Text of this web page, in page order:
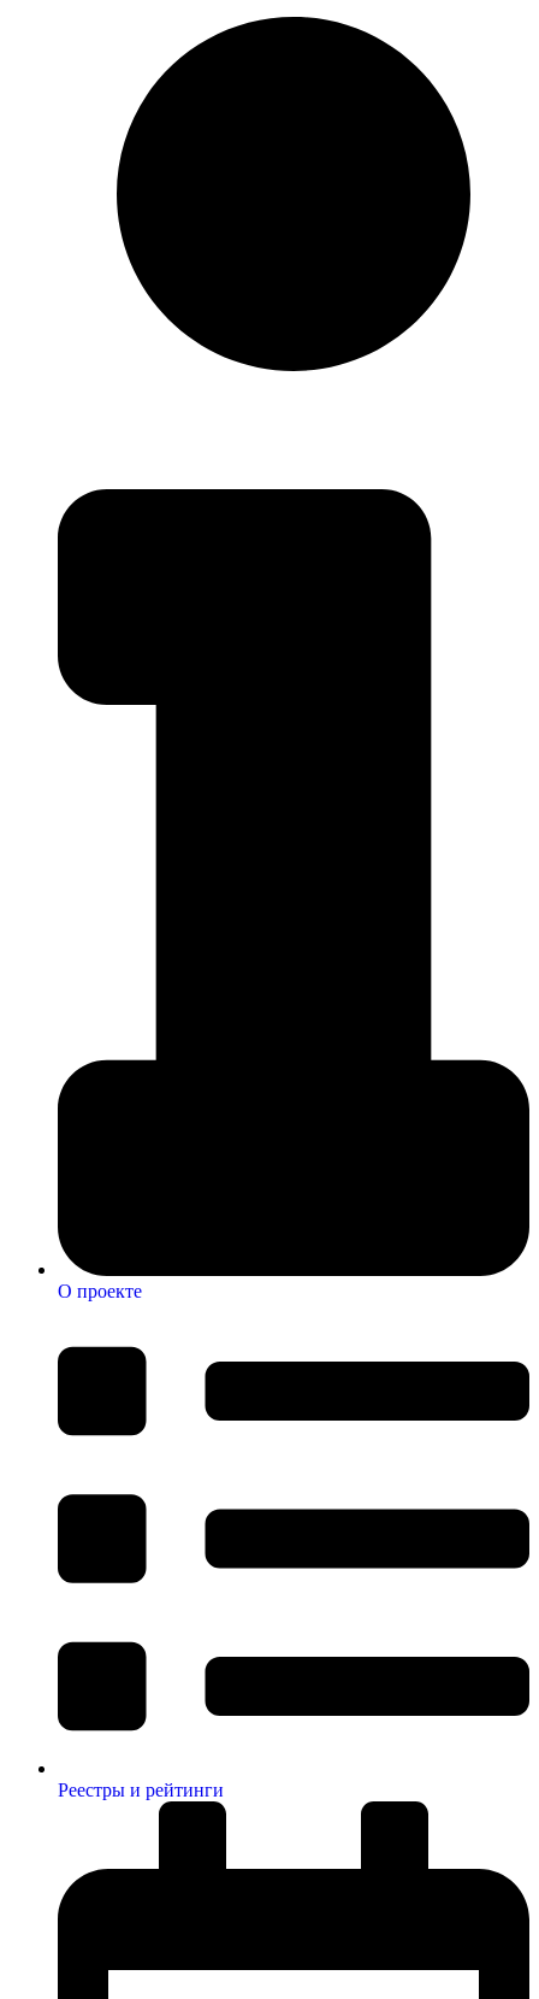
О проекте
Реестры и рейтинги